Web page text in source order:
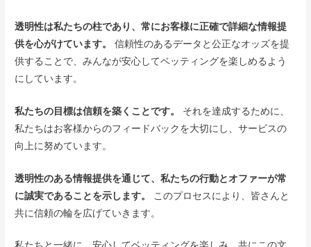
透明性は私たちの柱であり、常にお客様に正確で詳細な情報提
供を心がけています。
信頼性のあるデータと公正なオッズを提
供することで、みんなが安心してベッティングを楽しめるよう
にしています。
私たちの目標は信頼を築くことです。
それを達成するために、
私たちはお客様からのフィードバックを大切にし、サービスの
向上に努めています。
透明性のある情報提供を通じて、私たちの行動とオファーが常
に誠実であることを示します。
このプロセスにより、皆さんと
共に信頼の輪を広げていきます。